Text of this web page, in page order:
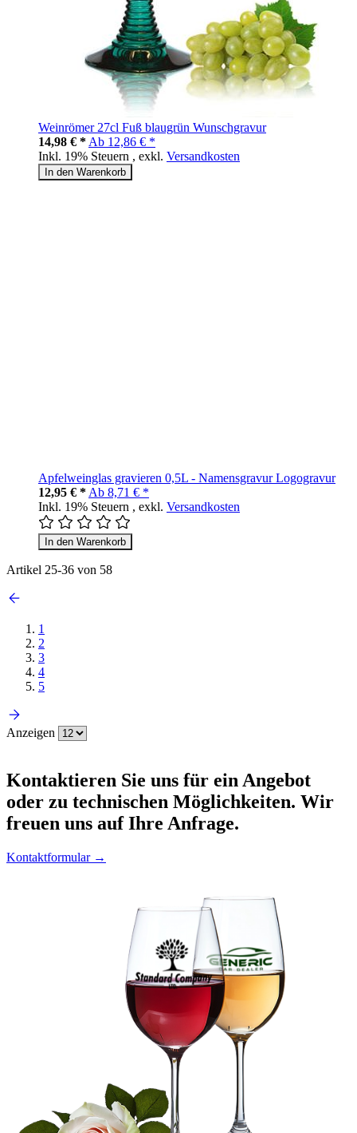
Weinrömer 27cl Fuß blaugrün Wunschgravur
14,98 € * Ab 12,86 € *
Inkl. 19% Steuern , exkl. Versandkosten
In den Warenkorb
Apfelweinglas gravieren 0,5L - Namensgravur Logogravur
12,95 € * Ab 8,71 € *
Inkl. 19% Steuern , exkl. Versandkosten
In den Warenkorb
Artikel 25-36 von 58
1
2
3
4
5
Anzeigen
Kontaktieren Sie uns für ein Angebot
oder zu technischen Möglichkeiten. Wir
freuen uns auf Ihre Anfrage.
Kontaktformular →